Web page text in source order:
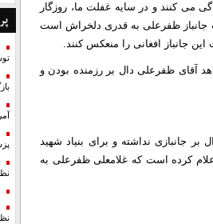
می کنند و در سایه غفلت ما، روزگار
جانباز ظفرعلی به قدری دلخراش است
جانباز افغانی را منعکس کنند.
آقای ظفرعلی دال بر رزمنده بودن و
جانبازی نداشته و برای بنیاد شهید
تاریخ ۲/۱۰/۶۲ سپاه ورامین طی گواهی اعلام کرده است که غلامعلی ظفرعلی به